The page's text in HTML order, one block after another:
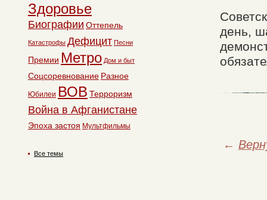
день,
←
Здоровье
Биографии Оттепель
Катастрофы Дефицит Песни
Премии Метро Дом и быт
Соцсоревнование Разное
Юбилеи ВОВ Терроризм
Война в Афганистане
Эпоха застоя Мультфильмы
Все темы